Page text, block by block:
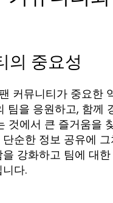
의 중요성
커뮤니티가 중요한
팀을 응원하고, 함께
것에서 큰 즐거움을
순한 정보 공유에
강화하고 팀에 대
다.